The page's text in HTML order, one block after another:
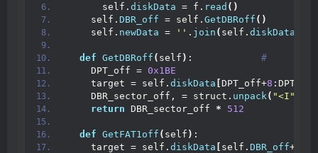
      self.
diskData = f. read ()
    self.
DBR_off = self. GetDBRoff ()
    self.
newData = '' . join ( self. diskData
def GetDBRoff ( self ) :
#
    DPT_off =
0x1BE
    target = self.
diskData DPT_off+8
    DBR_sector_off, = struct.
unpack ( "<I"
return DBR_sector_off * 512
def GetFAT1off ( self ) :
    target = self.
diskData self. DBR_off+